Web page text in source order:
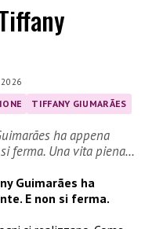
TIFFANY GIUMARÃES
ha appena
ferma. Una vita piena…
Guimarães ha
E non si ferma.